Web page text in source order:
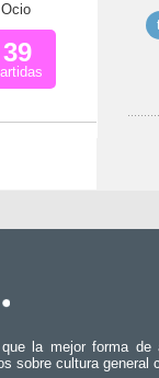
Ocio
39
la mejor forma
sobre cultura general